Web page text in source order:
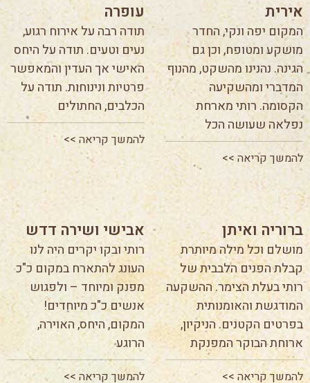
אירית
המקום יפה ונקי, החדר
מושקע ומטופח, וכן גם
הגינה. נהנינו מהשקט, מהנוף
המדברי ומהשקיעה
הקסומה. רותי מארחת
נפלאה שעושה הכל
להמשך קריאה >>
עופרה
תודה רבה על אירוח רגוע,
נעים וטעים. תודה על היחס
האישי אך העדין והמאפשר
פרטיות ונינוחות. תודה על
הכלבים, החתולים
להמשך קריאה >>
ברוריה ואיתן
מושלם וכל מילה מיותרת
קבלת הפנים הלבבית של
רותי בעלת הצימר. ההשקעה
המודגשת והאומנותית
בפרטים הקטנים. הניקיון,
ארוחת הבוקר המפנקת
להמשך קריאה >>
אבישי ושירה דדש
רותי ובקו יקרים היה לנו
העונג להתארח במקום כ"כ
מפנק ומיוחד – ולפגוש
אנשים כ"כ מיוחדים!
המקום, היחס, האוירה,
הרוגע
להמשך קריאה >>